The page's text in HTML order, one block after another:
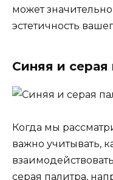
может
эстетичность
Синяя и серая
Когда мы
важно учитывать,
серая палитра,